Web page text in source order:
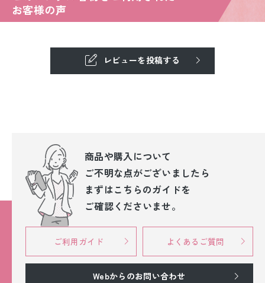
お客様の声
レビューを投稿する
商品や購入について
ご不明な点がございましたら
まずはこちらのガイドを
ご確認くださいませ。
ご利用ガイド よくあるご質問
Webからのお問い合わせ